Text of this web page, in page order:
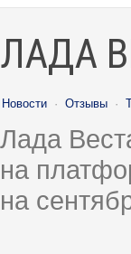
ЛАДА
Новости · Отзывы ·
Лада
на
на